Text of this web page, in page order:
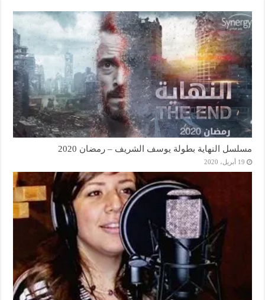
مسلسل النهاية بطولة يوسف الشريف – رمضان 2020
19 أبريل، 2020